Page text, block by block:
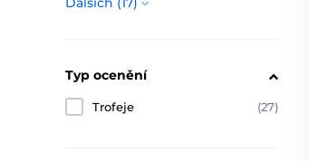
Typ ocenění
Trofeje (27)